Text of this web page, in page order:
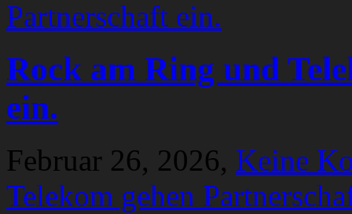
Rock am Ring und
ein.
Februar 26, 2026, Keine
Telekom gehen